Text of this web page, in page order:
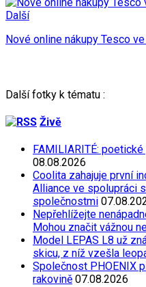
Další
Nové online nákupy Tesco
Další fotky k tématu :
Živě
FAMILIARITÉ:
08.08.2026
Coolita zahajuje první
Alliance ve spolupráci
společnostmi
Nepřehlížejte
Mohou značit vážnou
Model LEPAS L8 už
skicu, z níž vzešla
Společnost PHOENIX
rakovině 07.08.2026